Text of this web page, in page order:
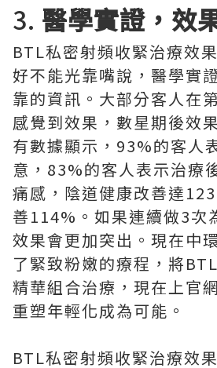
3. 醫學實證，效
BTL私密射頻收緊治療效
好不能光靠嘴說，醫學實
靠的資訊。大部分客人在
感覺到效果，數星期後效
有數據顯示，93%的客人
意，83%的客人表示治療
痛感，陰道健康改善達
善114%。如果連續做3次
效果會更加突出。現在中
了緊致粉嫩的療程，將
精華組合治療，現在上官
重塑年輕化成為可能。
BTL私密射頻收緊治療效